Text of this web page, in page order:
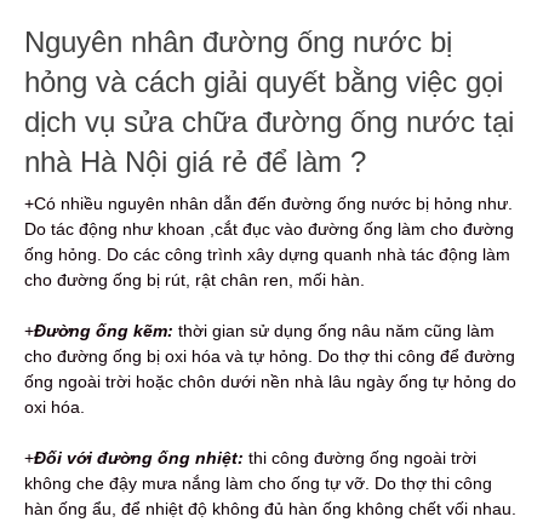
Nguyên nhân đường ống nước bị
hỏng và cách giải quyết bằng việc gọi
dịch vụ sửa chữa đường ống nước tại
nhà Hà Nội giá rẻ để làm ?
+Có nhiều nguyên nhân dẫn đến đường ống nước bị hỏng như.
Do tác động như khoan ,cắt đục vào đường ống làm cho đường
ống hỏng. Do các công trình xây dựng quanh nhà tác động làm
cho đường ống bị rút, rật chân ren, mối hàn.
+Đường ống kẽm: thời gian sử dụng ống nâu năm cũng làm
cho đường ống bị oxi hóa và tự hỏng. Do thợ thi công để đường
ống ngoài trời hoặc chôn dưới nền nhà lâu ngày ống tự hỏng do
oxi hóa.
+Đối với đường ống nhiệt: thi công đường ống ngoài trời
không che đậy mưa nắng làm cho ống tự vỡ. Do thợ thi công
hàn ống ẩu, để nhiệt độ không đủ hàn ống không chết vối nhau.